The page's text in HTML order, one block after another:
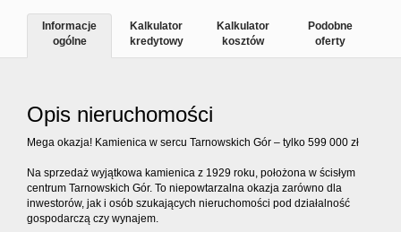
Informacje
ogólne
Kalkulator
kredytowy
Kalkulator
kosztów
Podobne
oferty
Opis nieruchomości
Mega okazja! Kamienica w sercu Tarnowskich Gór – tylko 599 000 zł
Na sprzedaż wyjątkowa kamienica z 1929 roku, położona w ścisłym
centrum Tarnowskich Gór. To niepowtarzalna okazja zarówno dla
inwestorów, jak i osób szukających nieruchomości pod działalność
gospodarczą czy wynajem.